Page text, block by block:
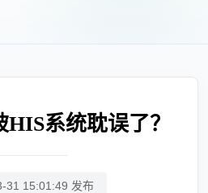
系统耽误了？
31 15:01:49 发布